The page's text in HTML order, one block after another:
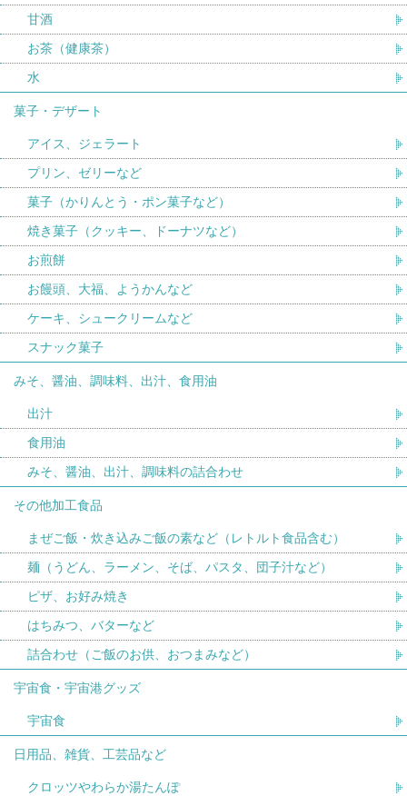
甘酒
お茶（健康茶）
水
菓子・デザート
アイス、ジェラート
プリン、ゼリーなど
菓子（かりんとう・ポン菓子など）
焼き菓子（クッキー、ドーナツなど）
お煎餅
お饅頭、大福、ようかんなど
ケーキ、シュークリームなど
スナック菓子
みそ、醤油、調味料、出汁、食用油
出汁
食用油
みそ、醤油、出汁、調味料の詰合わせ
その他加工食品
まぜご飯・炊き込みご飯の素など（レトルト食品含む）
麺（うどん、ラーメン、そば、パスタ、団子汁など）
ピザ、お好み焼き
はちみつ、バターなど
詰合わせ（ご飯のお供、おつまみなど）
宇宙食・宇宙港グッズ
宇宙食
日用品、雑貨、工芸品など
クロッツやわらか湯たんぽ